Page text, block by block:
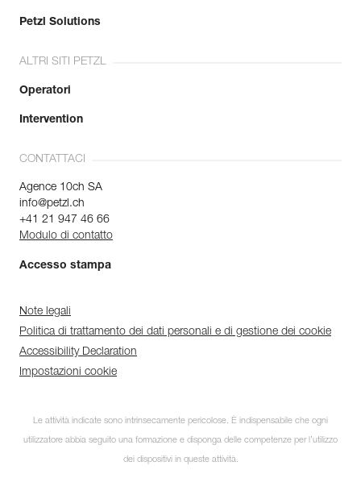
Petzl Solutions
ALTRI SITI PETZL
Operatori
Intervention
CONTATTACI
Agence 10ch SA
info@petzl.ch
+41 21 947 46 66
Modulo di contatto
Accesso stampa
Note legali
Politica di trattamento dei dati personali e di gestione dei cookie
Accessibility Declaration
Impostazioni cookie
Le attività indicate sono intrinsecamente pericolose. È indispensabile che ogni
utilizzatore abbia seguito una formazione e disponga delle competenze per l’utilizzo
dei dispositivi in queste attività.